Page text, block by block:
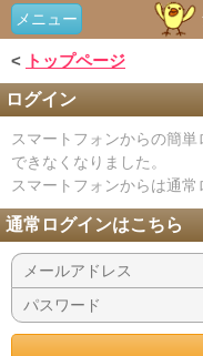
メニュー
< トップページ
ログイン
スマートフォンからの簡
できなくなりました。
スマートフォンからは通常
通常ログインはこちら